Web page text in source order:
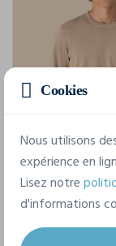
Spasso SP900
S - 3XL
Cookies
Nous utilisons
expérience en
Lisez notre
d'informations